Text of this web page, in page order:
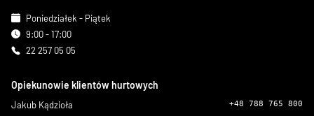
Poniedziałek - Piątek
9:00 - 17:00
22 257 05 05
Opiekunowie klientów hurtowych
Jakub Kądzioła +48 788 765 800